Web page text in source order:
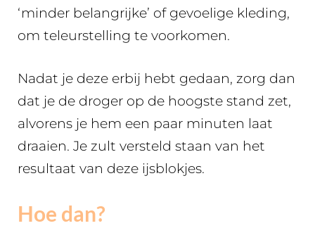
‘minder belangrijke’ of gevoelige kleding,
om teleurstelling te voorkomen.
Nadat je deze erbij hebt gedaan, zorg dan
dat je de droger op de hoogste stand zet,
alvorens je hem een paar minuten laat
draaien. Je zult versteld staan van het
resultaat van deze ijsblokjes.
Hoe dan?